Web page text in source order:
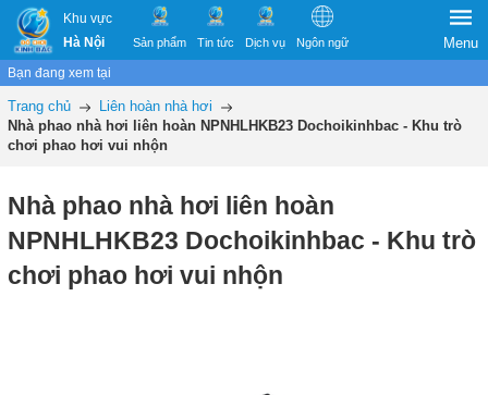
Khu vực
Hà Nội
Sản phẩm Tin tức Dịch vụ Ngôn ngữ Menu
Bạn đang xem tại
Trang chủ
Liên hoàn nhà hơi
Nhà phao nhà hơi liên hoàn NPNHLHKB23 Dochoikinhbac - Khu trò
chơi phao hơi vui nhộn
Nhà phao nhà hơi liên hoàn
NPNHLHKB23 Dochoikinhbac - Khu trò
chơi phao hơi vui nhộn